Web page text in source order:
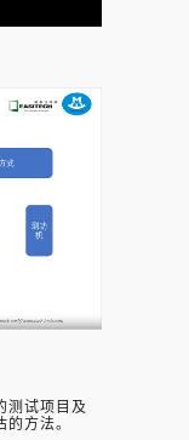
测试项目及
方法。